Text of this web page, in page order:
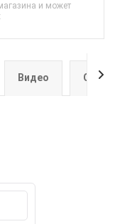
и может
Видео